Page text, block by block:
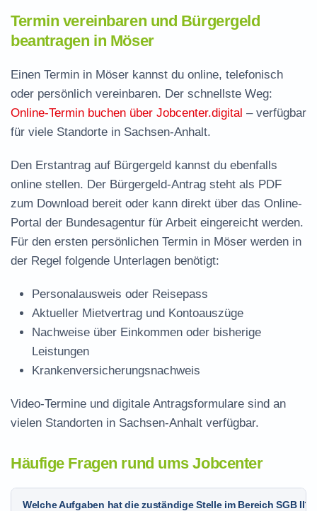
Termin vereinbaren und Bürgergeld
beantragen in Möser
Einen Termin in Möser kannst du online, telefonisch
oder persönlich vereinbaren. Der schnellste Weg:
Online-Termin buchen über Jobcenter.digital – verfügbar
für viele Standorte in Sachsen-Anhalt.
Den Erstantrag auf Bürgergeld kannst du ebenfalls
online stellen. Der Bürgergeld-Antrag steht als PDF
zum Download bereit oder kann direkt über das Online-
Portal der Bundesagentur für Arbeit eingereicht werden.
Für den ersten persönlichen Termin in Möser werden in
der Regel folgende Unterlagen benötigt:
Personalausweis oder Reisepass
Aktueller Mietvertrag und Kontoauszüge
Nachweise über Einkommen oder bisherige
Leistungen
Krankenversicherungsnachweis
Video-Termine und digitale Antragsformulare sind an
vielen Standorten in Sachsen-Anhalt verfügbar.
Häufige Fragen rund ums Jobcenter
Welche Aufgaben hat die zuständige Stelle im Bereich SGB II?